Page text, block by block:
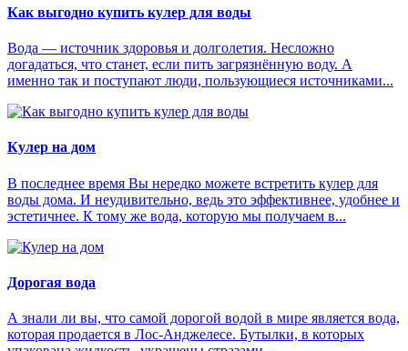
Как выгодно купить кулер для воды
Вода — источник здоровья и долголетия. Несложно
догадаться, что станет, если пить загрязнённую воду. А
именно так и поступают люди, пользующиеся источниками...
Кулер на дом
В последнее время Вы нередко можете встретить кулер для
воды дома. И неудивительно, ведь это эффективнее, удобнее и
эстетичнее. К тому же вода, которую мы получаем в...
Дорогая вода
А знали ли вы, что самой дорогой водой в мире является вода,
которая продается в Лос-Анджелесе. Бутылки, в которых